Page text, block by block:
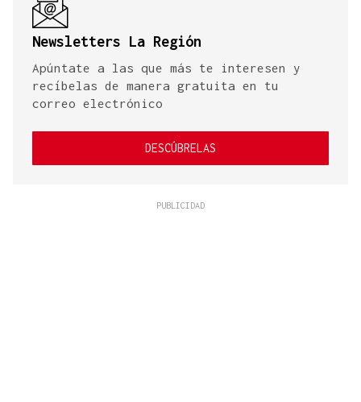
Newsletters La Región
Apúntate a las que más te interesen y
recíbelas de manera gratuita en tu
correo electrónico
DESCÚBRELAS